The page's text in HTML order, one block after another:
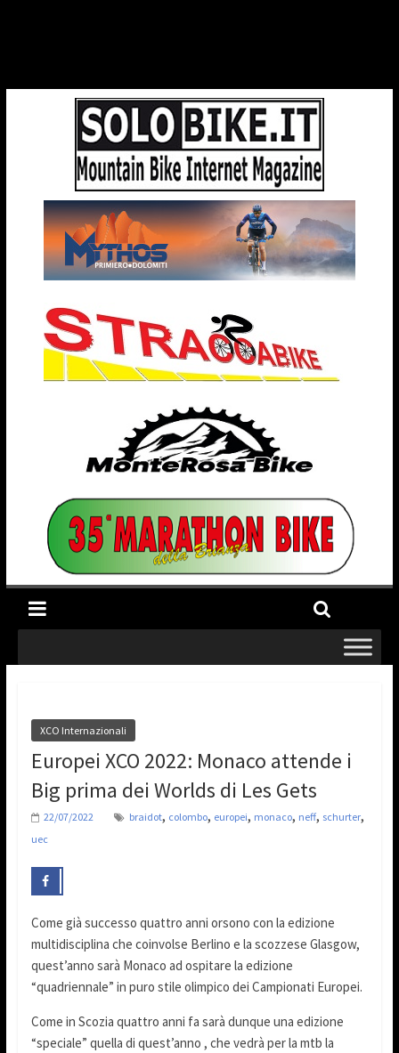
XCO Internazionali
Europei XCO 2022: Monaco attende i
Big prima dei Worlds di Les Gets
22/07/2022 braidot, colombo, europei, monaco, neff, schurter,
uec
Come già successo quattro anni orsono con la edizione
multidisciplina che coinvolse Berlino e la scozzese Glasgow,
quest’anno sarà Monaco ad ospitare la edizione
“quadriennale” in puro stile olimpico dei Campionati Europei.
Come in Scozia quattro anni fa sarà dunque una edizione
“speciale” quella di quest’anno , che vedrà per la mtb la